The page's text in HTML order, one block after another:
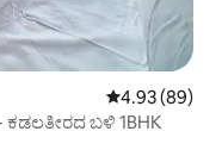
5 ರಲ್ಲಿ 4.93
4.93 (89)
ಬಳಿ 1BHK